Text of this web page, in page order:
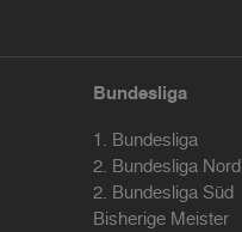
Bundesliga
1. Bundesliga
2. Bundesliga Nord
2. Bundesliga Süd
Bisherige Meister